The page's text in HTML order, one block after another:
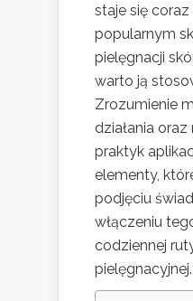
staje się coraz
popularnym
pielęgnacji
warto ją
Zrozumienie
działania
praktyk
elementy,
podjęciu
włączeniu
codziennej
pielęgnacyjnej.